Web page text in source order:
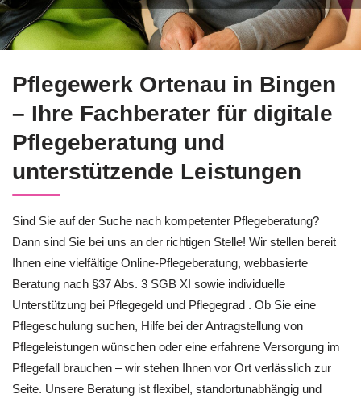
Pflegewerk Ortenau in Bingen
– Ihre Fachberater für digitale
Pflegeberatung und
unterstützende Leistungen
Sind Sie auf der Suche nach kompetenter Pflegeberatung?
Dann sind Sie bei uns an der richtigen Stelle! Wir stellen bereit
Ihnen eine vielfältige Online-Pflegeberatung, webbasierte
Beratung nach §37 Abs. 3 SGB XI sowie individuelle
Unterstützung bei Pflegegeld und Pflegegrad . Ob Sie eine
Pflegeschulung suchen, Hilfe bei der Antragstellung von
Pflegeleistungen wünschen oder eine erfahrene Versorgung im
Pflegefall brauchen – wir stehen Ihnen vor Ort verlässlich zur
Seite. Unsere Beratung ist flexibel, standortunabhängig und